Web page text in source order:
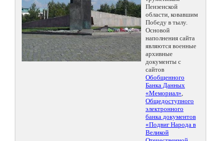
Пензенской
области, ковавшим
Победу в тылу.
Основой
наполнения сайта
являются военные
архивные
документы с
сайтов
Обобщенного
Банка Данных
«Мемориал»,
Общедоступного
электронного
банка документов
«Подвиг Народа в
Великой